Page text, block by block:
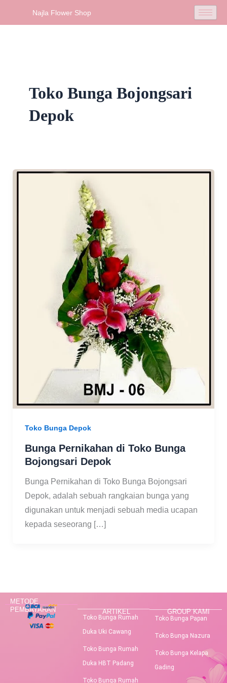
Najla Flower Shop
Toko Bunga Bojongsari
Depok
Toko Bunga Depok
Bunga Pernikahan di Toko Bunga
Bojongsari Depok
Bunga Pernikahan di Toko Bunga Bojongsari
Depok, adalah sebuah rangkaian bunga yang
digunakan untuk menjadi sebuah media ucapan
kepada seseorang […]
METODE
PEMBAYARAN
ARTIKEL
Toko Bunga Rumah
Duka Uki Cawang
Toko Bunga Rumah
Duka HBT Padang
Toko Bunga Rumah
GROUP KAMI
Toko Bunga Papan
Toko Bunga Nazura
Toko Bunga Kelapa
Gading